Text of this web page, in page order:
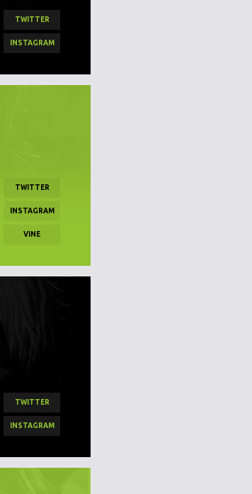
TWITTER
INSTAGRAM
TWITTER
INSTAGRAM
VINE
TWITTER
INSTAGRAM